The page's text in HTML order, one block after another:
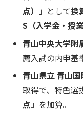
点）」 として換
S（入学金・授
青山中央大学附
薦入試の内申基
青山県立 青山国
取得で、特色選
点」 を加算。